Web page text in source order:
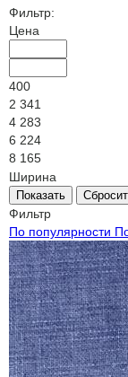
Фильтр:
Цена
400
2 341
4 283
6 224
8 165
Ширина
Показать
Фильтр
По популярности